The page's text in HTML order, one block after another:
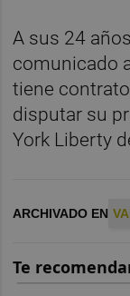
A sus 24
comunicado
tiene
disputar su
York Liberty
ARCHIVADO EN